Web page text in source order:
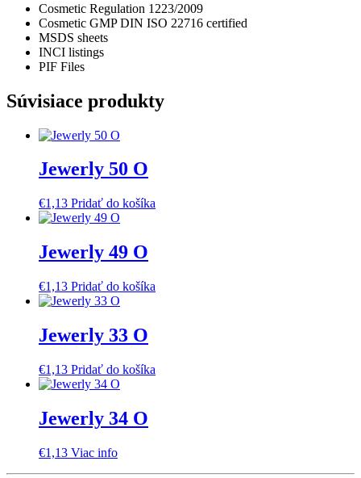
Cosmetic Regulation 1223/2009
Cosmetic GMP DIN ISO 22716 certified
MSDS sheets
INCI listings
PIF Files
Súvisiace produkty
Jewerly 50 O
€1,13 Pridať do košíka
Jewerly 49 O
€1,13 Pridať do košíka
Jewerly 33 O
€1,13 Pridať do košíka
Jewerly 34 O
€1,13 Viac info